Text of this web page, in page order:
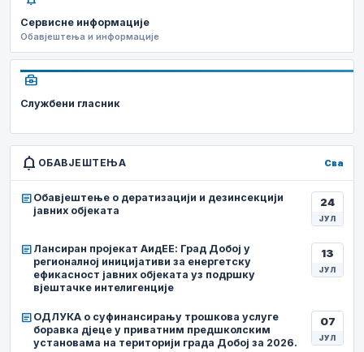
Сервисне информације
Обавјештења и информације
business_center
Службени гласник
notifications ОБАВЈЕШТЕЊА Сва
article Обавјештење о дератизацији и дезинсекцији
јавних објеката
24
ЈУЛ
article Лансиран пројекат АидЕЕ: Град Добој у
регионалној иницијативи за енергетску
ефикасност јавних објеката уз подршку
вјештачке интелигенције
13
ЈУЛ
article ОДЛУКА о суфинансирању трошкова услуге
боравка дјеце у приватним предшколским
установама на територији града Добој за 2026.
07
ЈУЛ